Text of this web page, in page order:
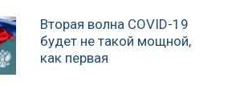
Вторая волна COVID-19
будет не такой мощной,
как первая